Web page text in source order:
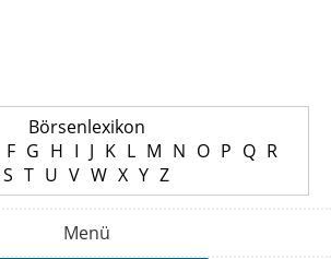
Börsenlexikon
F G H I J K L M N O P Q R
S T U V W X Y Z
Menü